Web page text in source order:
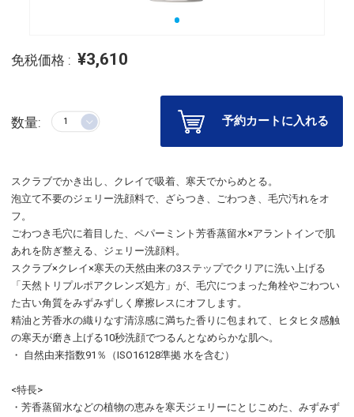
免税価格 : ¥3,610
数量: 予約カートに入れる
スクラブでかき出し、クレイで吸着、寒天でからめとる。
泡立て不要のジェリー洗顔料で、ざらつき、ごわつき、毛穴汚れをオ
フ。
ごわつき毛穴に着目した、ペパーミント芳香蒸留水×アラントインで肌
あれを防ぎ整える、ジェリー洗顔料。
スクラブ×クレイ×寒天の天然由来の3ステップでクリアに洗い上げる
「天然トリプルポアクレンズ処方」が、毛穴につまった角栓やごわつい
た古い角質をみずみずしく摩擦レスにオフします。
精油と芳香水の織りなす清涼感に満ちた香りに包まれて、ヒタヒタ感触
の寒天が磨き上げる10秒洗顔でつるんとなめらかな肌へ。
・ 自然由来指数91％（ISO16128準拠 水を含む）
<特長>
・芳香蒸留水などの植物の恵みを寒天ジェリーにとじこめた、みずみず